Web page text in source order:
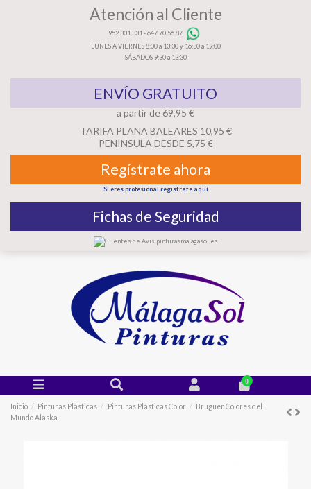
Atención al Cliente
952 331 331 -647 70 56 87
LUNES A VIERNES 8:00 a 13:30 y 16:30 a 19:00
SÁBADOS 9:30 a 13:30
ENVÍO GRATUITO
a partir de 69,95 €
TARIFA PLANA BALEARES 10,95 €
PENÍNSULA DESDE 5,75 €
Regístrate ahora
Si eres profesional registrate aquí
Fichas de Seguridad
0
Inicio Pinturas Plásticas Pinturas Plásticas Color
Bruguer Colores del
Mundo Alaska